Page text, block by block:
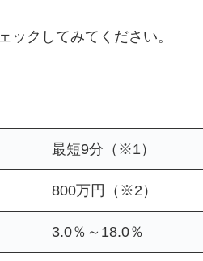
ックしてみてください。
最短9分（※1）
800万円（※2）
3.0％～18.0％